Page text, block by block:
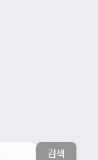
라이딩으로
검색